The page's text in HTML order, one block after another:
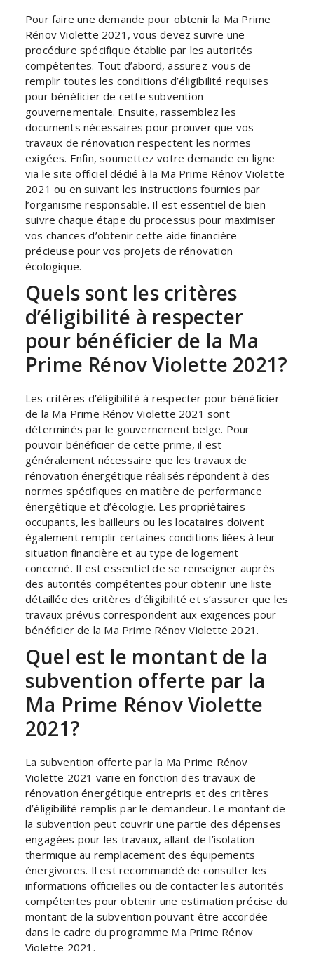
Pour faire une demande pour obtenir la Ma Prime
Rénov Violette 2021, vous devez suivre une
procédure spécifique établie par les autorités
compétentes. Tout d’abord, assurez-vous de
remplir toutes les conditions d’éligibilité requises
pour bénéficier de cette subvention
gouvernementale. Ensuite, rassemblez les
documents nécessaires pour prouver que vos
travaux de rénovation respectent les normes
exigées. Enfin, soumettez votre demande en ligne
via le site officiel dédié à la Ma Prime Rénov Violette
2021 ou en suivant les instructions fournies par
l’organisme responsable. Il est essentiel de bien
suivre chaque étape du processus pour maximiser
vos chances d’obtenir cette aide financière
précieuse pour vos projets de rénovation
écologique.
Quels sont les critères
d’éligibilité à respecter
pour bénéficier de la Ma
Prime Rénov Violette 2021?
Les critères d’éligibilité à respecter pour bénéficier
de la Ma Prime Rénov Violette 2021 sont
déterminés par le gouvernement belge. Pour
pouvoir bénéficier de cette prime, il est
généralement nécessaire que les travaux de
rénovation énergétique réalisés répondent à des
normes spécifiques en matière de performance
énergétique et d’écologie. Les propriétaires
occupants, les bailleurs ou les locataires doivent
également remplir certaines conditions liées à leur
situation financière et au type de logement
concerné. Il est essentiel de se renseigner auprès
des autorités compétentes pour obtenir une liste
détaillée des critères d’éligibilité et s’assurer que les
travaux prévus correspondent aux exigences pour
bénéficier de la Ma Prime Rénov Violette 2021.
Quel est le montant de la
subvention offerte par la
Ma Prime Rénov Violette
2021?
La subvention offerte par la Ma Prime Rénov
Violette 2021 varie en fonction des travaux de
rénovation énergétique entrepris et des critères
d’éligibilité remplis par le demandeur. Le montant de
la subvention peut couvrir une partie des dépenses
engagées pour les travaux, allant de l’isolation
thermique au remplacement des équipements
énergivores. Il est recommandé de consulter les
informations officielles ou de contacter les autorités
compétentes pour obtenir une estimation précise du
montant de la subvention pouvant être accordée
dans le cadre du programme Ma Prime Rénov
Violette 2021.